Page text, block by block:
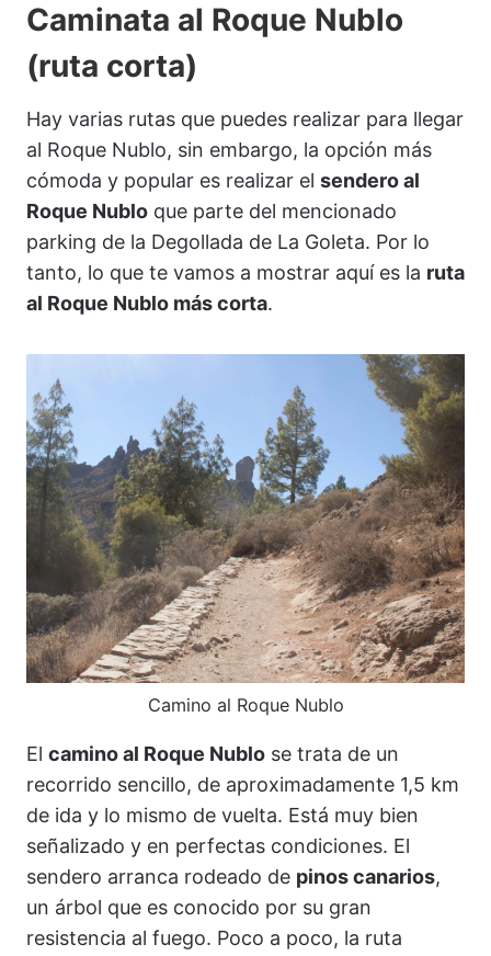
Caminata al Roque Nublo
(ruta corta)
Hay varias rutas que puedes realizar para llegar
al Roque Nublo, sin embargo, la opción más
cómoda y popular es realizar el sendero al
Roque Nublo que parte del mencionado
parking de la Degollada de La Goleta. Por lo
tanto, lo que te vamos a mostrar aquí es la ruta
al Roque Nublo más corta.
Camino al Roque Nublo
El camino al Roque Nublo se trata de un
recorrido sencillo, de aproximadamente 1,5 km
de ida y lo mismo de vuelta. Está muy bien
señalizado y en perfectas condiciones. El
sendero arranca rodeado de pinos canarios,
un árbol que es conocido por su gran
resistencia al fuego. Poco a poco, la ruta